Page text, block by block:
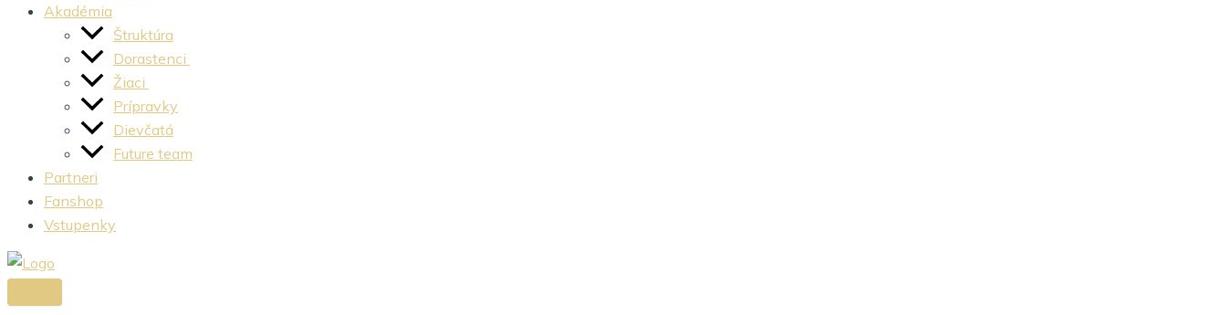
Akadémia
Štruktúra
Dorastenci
Žiaci
Prípravky
Dievčatá
Future team
Partneri
Fanshop
Vstupenky